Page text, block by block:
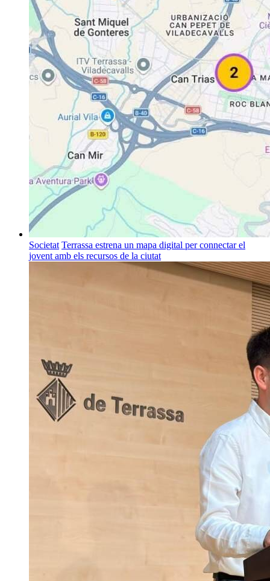
Societat Terrassa estrena un mapa digital per connectar el
jovent amb els recursos de la ciutat